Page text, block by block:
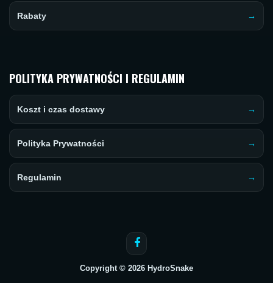
Rabaty
POLITYKA PRYWATNOŚCI I REGULAMIN
Koszt i czas dostawy
Polityka Prywatności
Regulamin
Copyright © 2026 HydroSnake